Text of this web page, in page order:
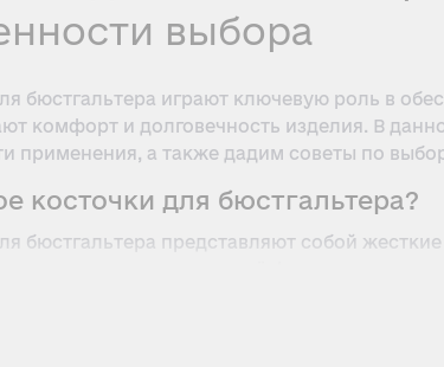
выбора
бюстгальтера играют ключевую роль в
комфорт и долговечность изделия. В
применения, а также дадим советы по
косточки для бюстгальтера?
бюстгальтера представляют собой